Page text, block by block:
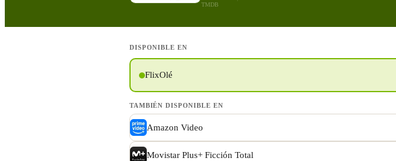
TMDB
DISPONIBLE EN
FlixOlé
TAMBIÉN DISPONIBLE EN
Amazon Video
Movistar Plus+ Ficción Total